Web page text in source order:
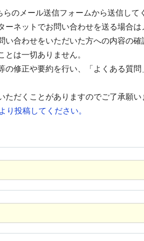
のメール送信フォームから送信して
ネットでお問い合わせを送る場合は
合わせをいただいた方への内容の確
は一切ありません。
修正や要約を行い、「よくある質問
だくことがありますのでご了承願い
り投稿してください。